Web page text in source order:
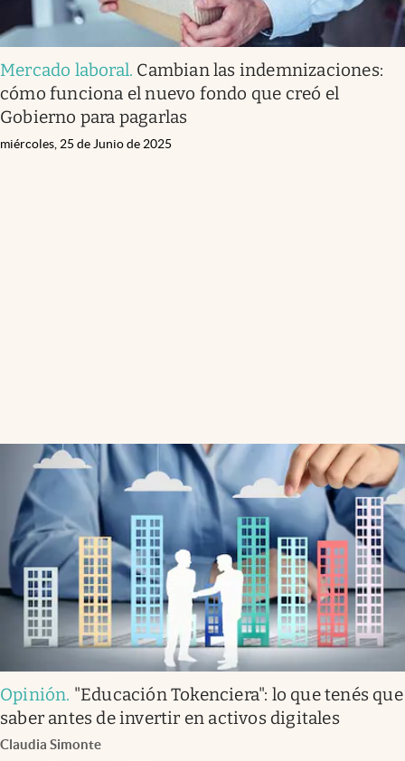
Mercado laboral. Cambian las indemnizaciones:
cómo funciona el nuevo fondo que creó el
Gobierno para pagarlas
miércoles, 25 de Junio de 2025
Opinión. "Educación Tokenciera": lo que tenés que
saber antes de invertir en activos digitales
Claudia Simonte